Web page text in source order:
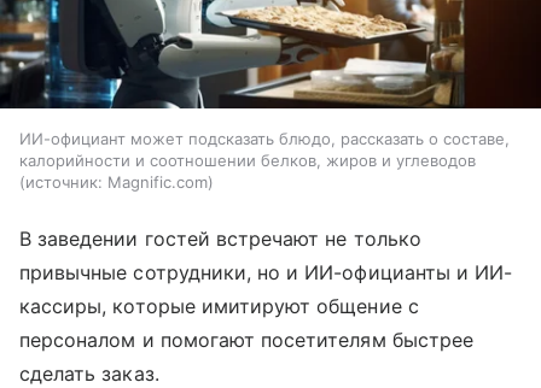
ИИ-официант может подсказать блюдо, рассказать о составе,
калорийности и соотношении белков, жиров и углеводов
источник: Magnific.com
В заведении гостей встречают не только
привычные сотрудники, но и ИИ-официанты и ИИ-
кассиры, которые имитируют общение с
персоналом и помогают посетителям быстрее
сделать заказ.